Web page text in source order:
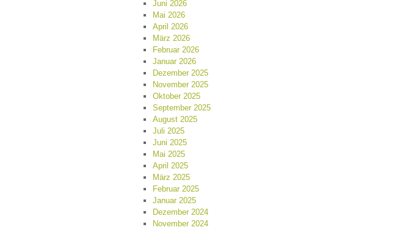
Juni 2026
Mai 2026
April 2026
März 2026
Februar 2026
Januar 2026
Dezember 2025
November 2025
Oktober 2025
September 2025
August 2025
Juli 2025
Juni 2025
Mai 2025
April 2025
März 2025
Februar 2025
Januar 2025
Dezember 2024
November 2024